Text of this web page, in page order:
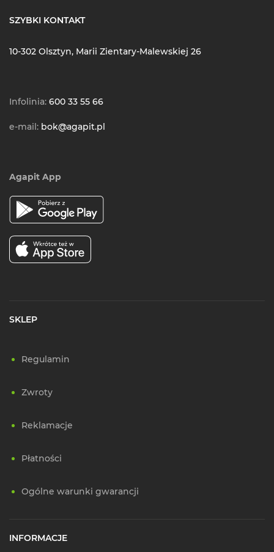
SZYBKI KONTAKT
10-302 Olsztyn, Marii Zientary-Malewskiej 26
Infolinia: 600 33 55 66
e-mail: bok@agapit.pl
Agapit App
SKLEP
Regulamin
Zwroty
Reklamacje
Płatności
Ogólne warunki gwarancji
INFORMACJE